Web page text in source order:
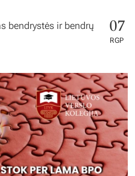
bendrystės ir bendrų
07
RGP